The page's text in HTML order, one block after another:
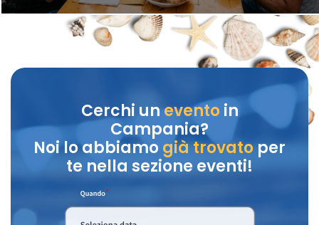
Cerchi unevento in
Campania?
Noi lo abbiamo già trovatoper
te nella sezione eventi!